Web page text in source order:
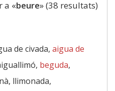
a «beure» (38 resultats)
de civada, aigua de
beguda,
llimonada,